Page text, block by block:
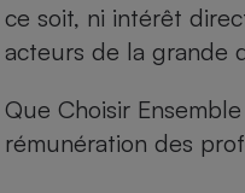
ce soit, ni intérêt
acteurs de la grande
Que Choisir
rémunération des